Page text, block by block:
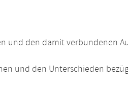
und den damit verbundenen
und den Unterschieden